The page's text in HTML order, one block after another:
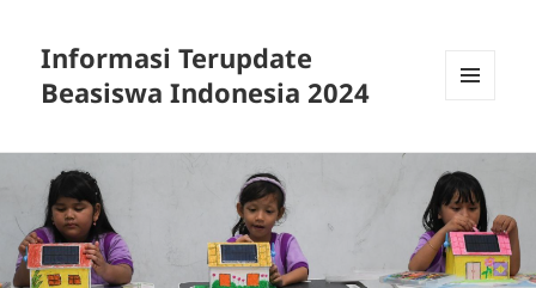
Informasi Terupdate
Beasiswa Indonesia 2024
WIDGETS